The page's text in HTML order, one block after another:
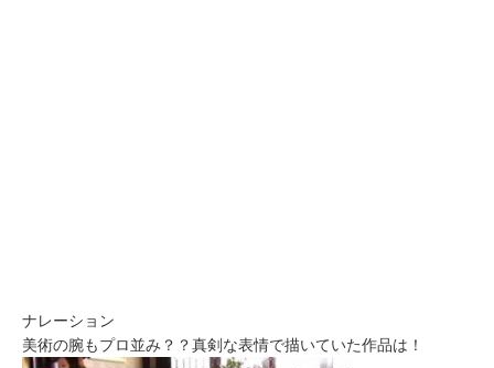
ナレーション
美術の腕もプロ並み？？真剣な表情で描いていた作品は！